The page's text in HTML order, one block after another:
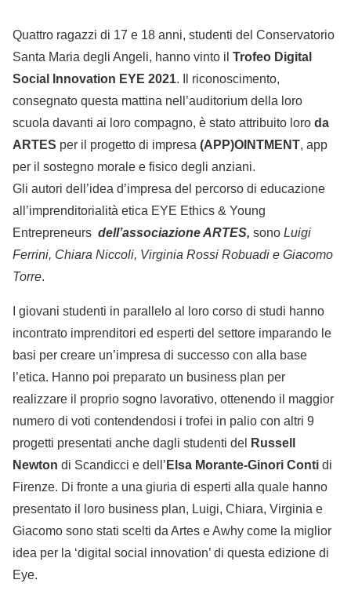
Quattro ragazzi di 17 e 18 anni, studenti del Conservatorio
Santa Maria degli Angeli, hanno vinto il Trofeo Digital
Social Innovation EYE 2021. Il riconoscimento,
consegnato questa mattina nell’auditorium della loro
scuola davanti ai loro compagno, è stato attribuito loro da
ARTES per il progetto di impresa (APP)OINTMENT, app
per il sostegno morale e fisico degli anziani.
Gli autori dell’idea d’impresa del percorso di educazione
all’imprenditorialità etica EYE Ethics & Young
Entrepreneurs dell’associazione ARTES, sono Luigi
Ferrini, Chiara Niccoli, Virginia Rossi Robuadi e Giacomo
Torre.
I giovani studenti in parallelo al loro corso di studi hanno
incontrato imprenditori ed esperti del settore imparando le
basi per creare un’impresa di successo con alla base
l’etica. Hanno poi preparato un business plan per
realizzare il proprio sogno lavorativo, ottenendo il maggior
numero di voti contendendosi i trofei in palio con altri 9
progetti presentati anche dagli studenti del
Russell
Newton di Scandicci e dell’ Elsa Morante-Ginori Conti di
Firenze. Di fronte a una giuria di esperti alla quale hanno
presentato il loro business plan, Luigi, Chiara, Virginia e
Giacomo sono stati scelti da Artes e Awhy come la miglior
idea per la ‘digital social innovation’ di questa edizione di
Eye.